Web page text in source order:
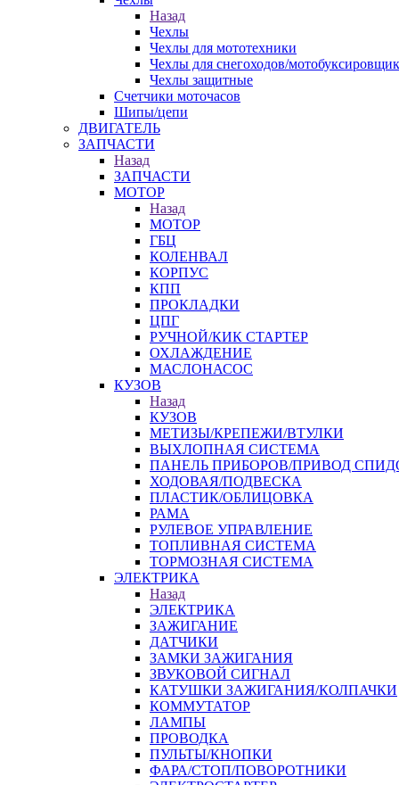
Назад
Чехлы
Чехлы для мототехники
Чехлы для снегоходов/
Чехлы защитные
Счетчики моточасов
Шипы/цепи
ДВИГАТЕЛЬ
ЗАПЧАСТИ
Назад
ЗАПЧАСТИ
МОТОР
Назад
МОТОР
ГБЦ
КОЛЕНВАЛ
КОРПУС
КПП
ПРОКЛАДКИ
ЦПГ
РУЧНОЙ/КИК СТАРТЕР
ОХЛАЖДЕНИЕ
МАСЛОНАСОС
КУЗОВ
Назад
КУЗОВ
МЕТИЗЫ/КРЕПЕЖИ/ВТУЛКИ
ВЫХЛОПНАЯ СИСТЕМА
ПАНЕЛЬ ПРИБОРОВ/ПРИВОД
ХОДОВАЯ/ПОДВЕСКА
ПЛАСТИК/ОБЛИЦОВКА
РАМА
РУЛЕВОЕ УПРАВЛЕНИЕ
ТОПЛИВНАЯ СИСТЕМА
ТОРМОЗНАЯ СИСТЕМА
ЭЛЕКТРИКА
Назад
ЭЛЕКТРИКА
ЗАЖИГАНИЕ
ДАТЧИКИ
ЗАМКИ ЗАЖИГАНИЯ
ЗВУКОВОЙ СИГНАЛ
КАТУШКИ ЗАЖИГАНИЯ/КОЛПАЧКИ
КОММУТАТОР
ЛАМПЫ
ПРОВОДКА
ПУЛЬТЫ/КНОПКИ
ФАРА/СТОП/ПОВОРОТНИКИ